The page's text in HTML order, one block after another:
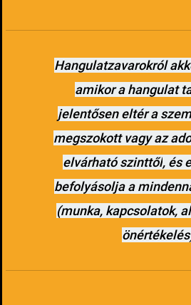
Hangulatzavarokról
amikor a hangulat
jelentősen eltér a
megszokott vagy az
elvárható szinttől, és
befolyásolja a
(munka, kapcsolatok,